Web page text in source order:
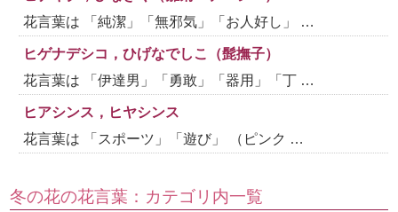
花言葉は 「純潔」「無邪気」「お人好し」 …
ヒゲナデシコ，ひげなでしこ（髭撫子）
花言葉は 「伊達男」「勇敢」「器用」「丁 …
ヒアシンス，ヒヤシンス
花言葉は 「スポーツ」「遊び」 （ピンク …
冬の花の花言葉：カテゴリ内一覧